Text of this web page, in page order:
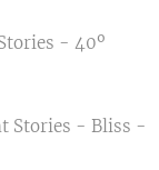
- 40º
Stories - Bliss -